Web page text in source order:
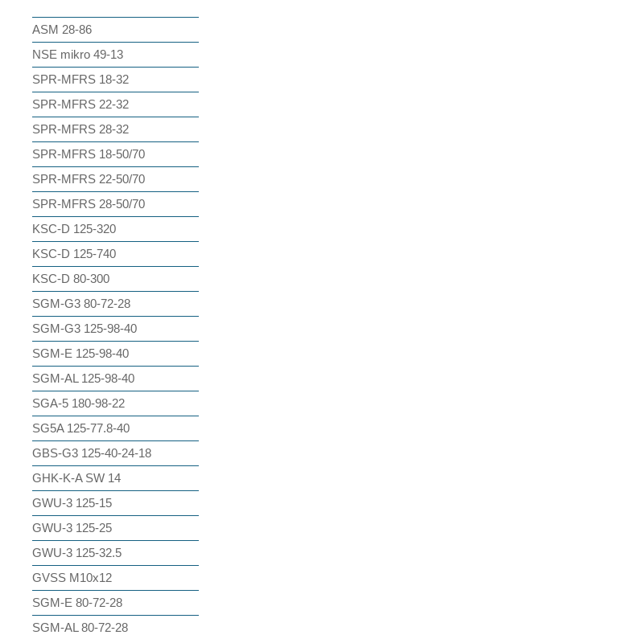
ASM 28-86
NSE mikro 49-13
SPR-MFRS 18-32
SPR-MFRS 22-32
SPR-MFRS 28-32
SPR-MFRS 18-50/70
SPR-MFRS 22-50/70
SPR-MFRS 28-50/70
KSC-D 125-320
KSC-D 125-740
KSC-D 80-300
SGM-G3 80-72-28
SGM-G3 125-98-40
SGM-E 125-98-40
SGM-AL 125-98-40
SGA-5 180-98-22
SG5A 125-77.8-40
GBS-G3 125-40-24-18
GHK-K-A SW 14
GWU-3 125-15
GWU-3 125-25
GWU-3 125-32.5
GVSS M10x12
SGM-E 80-72-28
SGM-AL 80-72-28